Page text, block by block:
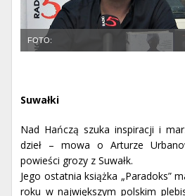
FOTO:
Suwałki
Nad Hańczą szuka inspiracji i
dzieł – mowa o Arturze
powieści grozy z Suwałk.
Jego ostatnia książka „Paradoks”
roku w największym polskim